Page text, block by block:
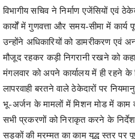
विभागीय सचिव ने निर्माण एजेंसियों एवं
कार्यों में गुणवत्ता और समय-सीमा में कार्य
उन्होंने अधिकारियों को डामरीकरण एवं
मौजूद रहकर कड़ी निगरानी रखने को
मंगलवार को अपने कार्यालय में ही रहने के
लापरवाही बरतने वाले ठेकेदारों पर
भू-अर्जन के मामलों में मिशन मोड में
सभी प्रकरणों को निराकृत करने के
सड़कों की मरम्मत का काम युद्ध स्तर पर